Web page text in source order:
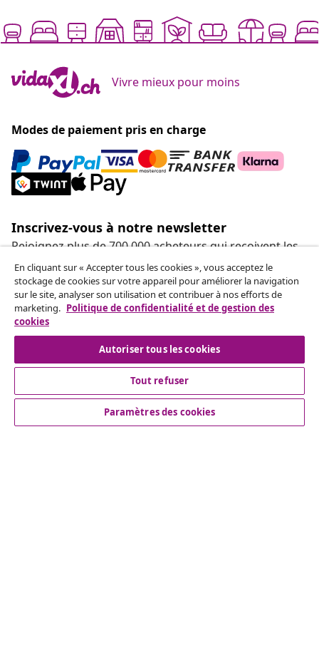
Vivre mieux pour moins
Modes de paiement pris en charge
Inscrivez-vous à notre newsletter
Rejoignez plus de 700 000 acheteurs qui reçoivent les
offres hebdomadaires, les promotions saisonnières et
les nouveautés de vidaXL.
Nos comptes de réseaux sociaux
Service Clients
En cliquant sur « Accepter tous les cookies », vous acceptez le
stockage de cookies sur votre appareil pour améliorer la navigation
sur le site, analyser son utilisation et contribuer à nos efforts de
marketing. Politique de confidentialité et de gestion des
cookies
Autoriser tous les cookies
Tout refuser
Paramètres des cookies